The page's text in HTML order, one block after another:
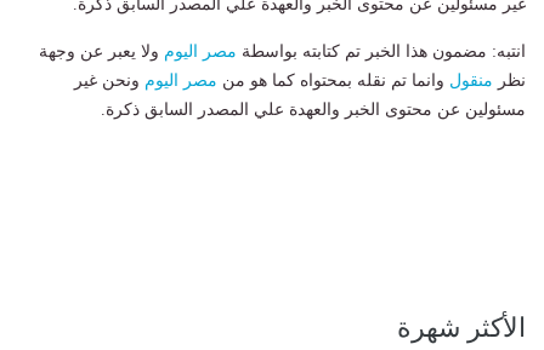
غير مسئولين عن محتوى الخبر والعهدة علي المصدر السابق ذكرة.
انتبه: مضمون هذا الخبر تم كتابته بواسطة مصر اليوم ولا يعبر عن وجهة
نظر منقول وانما تم نقله بمحتواه كما هو من مصر اليوم ونحن غير
مسئولين عن محتوى الخبر والعهدة علي المصدر السابق ذكرة.
الأكثر شهرة